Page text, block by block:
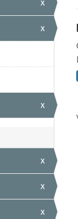
x
x
x
x
x
x